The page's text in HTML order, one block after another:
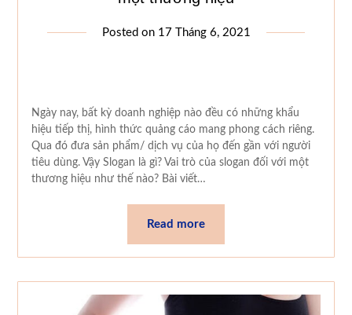
Posted on 17 Tháng 6, 2021
Ngày nay, bất kỳ doanh nghiệp nào đều có những khẩu
hiệu tiếp thị, hình thức quảng cáo mang phong cách riêng.
Qua đó đưa sản phẩm/ dịch vụ của họ đến gần với người
tiêu dùng. Vậy Slogan là gì? Vai trò của slogan đối với một
thương hiệu như thế nào? Bài viết…
Read more